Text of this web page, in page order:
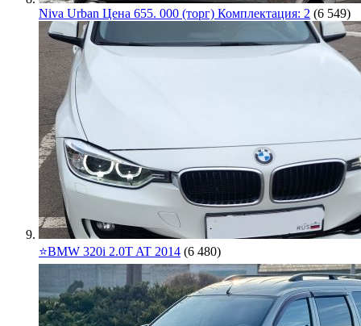
Niva Urban Цена 655. 000 (торг) Комплектация: 2 (6 549)
⭐️BMW 320i 2.0T AT 2014 (6 480)